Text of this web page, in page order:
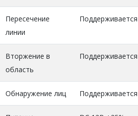
Пересечение
линии
Поддерживается
Вторжение в
область
Поддерживается
Обнаружение лиц Поддерживается